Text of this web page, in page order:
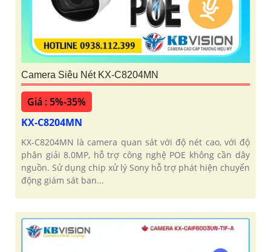
Camera Siêu Nét KX-C8204MN
Giá : 5%-35%
KX-C8204MN
KX-C8204MN là camera quan sát với độ nét cao, với độ
phân giải 8.0MP, hỗ trợ công nghệ POE không cần dây
nguồn. Sử dụng chip xử lý Sony hỗ trợ phát hiện chuyển
động giám sát ban...